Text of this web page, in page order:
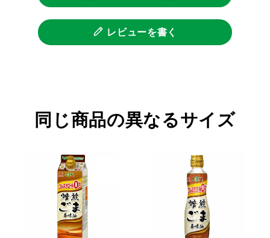
レビューを書く
同じ商品の異なるサイズ